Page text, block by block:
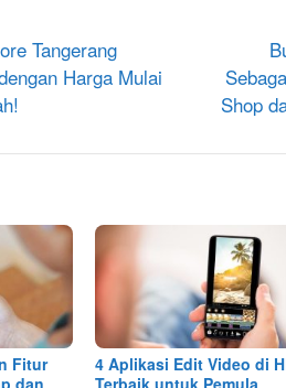
Tangerang
Harga Mulai
Shop
Fitur
4 Aplikasi Edit Video di